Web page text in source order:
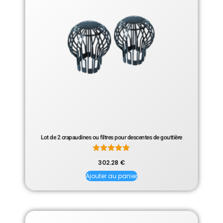
Lot de 2 crapaudines ou filtres pour descentes de gouttière
5.00
sur 5
302.28 €
Ajouter au panier